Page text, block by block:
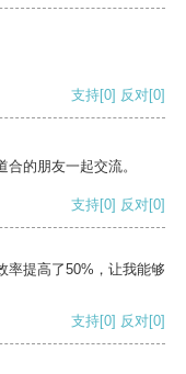
支持[0] 反对[0]
的朋友一起交流。
支持[0] 反对[0]
率提高了50%，让我能够
支持[0] 反对[0]